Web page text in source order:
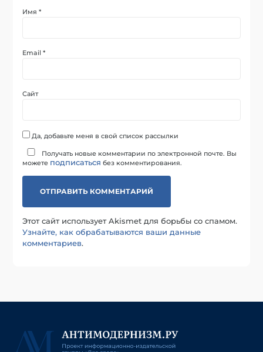
Имя*
Email*
Сайт
Да, добавьте меня в свой список рассылки
Получать новые комментарии по электронной почте. Вы
можете подписаться без комментирования.
Этот сайт использует Akismet для борьбы со спамом.
Узнайте, как обрабатываются ваши данные
комментариев.